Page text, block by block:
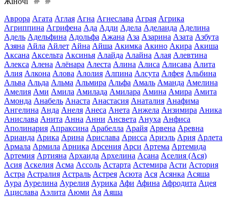
Аврора Агата Аглая Агна Агнеслава Аграя Агрика
Агриппина Агрифена Ада Адди Адела Аделаида Аделина
Адель Адельфина Адольфа Ажана Аза Азарина Азата Азбута
Азяна Айла Айлет Айна Айша Акимка Акино Акира Акиша
Аксана Аксельта Аксинья Алайда Алайна Алая Алевтина
Алекса Алена Алёнара Алеста Алина Алиса Алисава Алита
Алия Алкона Алова Алолия Алпина Алсута Алфея Альбина
Альва Альда Альма Альмира Альфа Амаль Аманда Амелина
Амелия Ами Амила Амилада Амилара Амина Амира Амита
Амонда Анабель Анаста Анастасия Анаталия Анафима
Ангелина Анда Анеля Анеса Анета Анжела Анзимира Аника
Анислава Анита Анна Анни Ансвета Ануха Анфиса
Аполинария Апраксина Арабелла Арайя Арвена Аревна
Арианда Арика Арина Арислава Арисса Ариэль Ария Арлета
Армала Армила Арника Арсения Арси Артема Артемида
Артемия Артияна Архаида Архелина Асана Аселия (Ася)
Асия Аскелия Асма Ассоль Астарта Астемира Асти Астория
Астра Астралия Астраль Астрея Асюта Ася Асянка Асяша
Аура Аурелина Аурелия Аурика Афи Афина Афродита Ацея
Ацислава Аэлита Аюми Ая Аяша